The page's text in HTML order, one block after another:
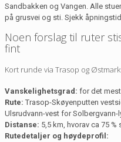
Sandbakken og Vangen. Alle
på grusvei og sti. Sjekk
Noen forslag til ruter
fint
Kort runde via Trasop og
Vanskelighetsgrad: for det
Rute: Trasop-Skøyenputten
Ulsrudvann-vest for Solbergvann-
Distanse: 5,5 km, hvorav ca 75 %
Rutedetaljer og høydeprofil: